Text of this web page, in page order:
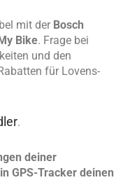
mit der Bosch
Bike. Frage bei
und den
für Lovens-
.
deiner
GPS-Tracker deinen